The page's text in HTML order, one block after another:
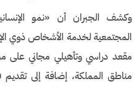
وكشف الجبران أن «نمو
مقعد دراسي وتأهيلي مجاني على